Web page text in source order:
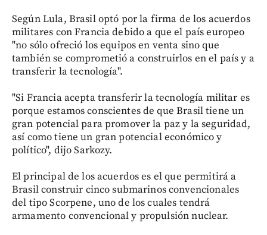
Según Lula, Brasil optó por la firma de los acuerdos
militares con Francia debido a que el país europeo
"no sólo ofreció los equipos en venta sino que
también se comprometió a construirlos en el país y a
transferir la tecnología".
"Si Francia acepta transferir la tecnología militar es
porque estamos conscientes de que Brasil tiene un
gran potencial para promover la paz y la seguridad,
así como tiene un gran potencial económico y
político", dijo Sarkozy.
El principal de los acuerdos es el que permitirá a
Brasil construir cinco submarinos convencionales
del tipo Scorpene, uno de los cuales tendrá
armamento convencional y propulsión nuclear.